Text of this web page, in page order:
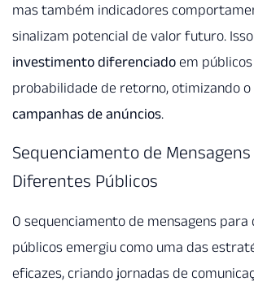
mas também indicadores
sinalizam potencial de valor futuro.
investimento diferenciado em
probabilidade de retorno, otimizando o
campanhas de anúncios.
Sequenciamento de
Diferentes Públicos
O sequenciamento de mensagens
públicos emergiu como uma das
eficazes, criando jornadas de